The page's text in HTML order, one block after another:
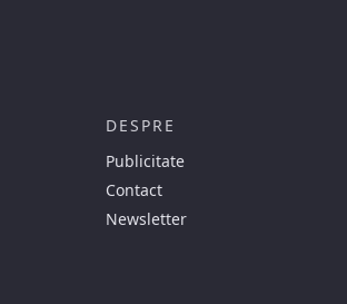
DESPRE
Publicitate
Contact
Newsletter